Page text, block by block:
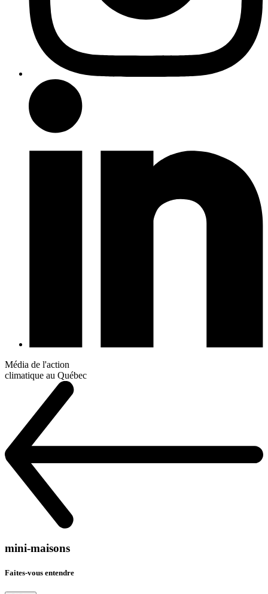
Média de l'action
climatique au Québec
mini-maisons
Faites-vous entendre